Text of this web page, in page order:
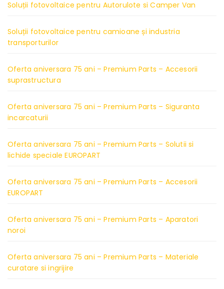
Soluții fotovoltaice pentru Autorulote si Camper Van
Soluții fotovoltaice pentru camioane și industria
transporturilor
Oferta aniversara 75 ani – Premium Parts – Accesorii
suprastructura
Oferta aniversara 75 ani – Premium Parts – Siguranta
incarcaturii
Oferta aniversara 75 ani – Premium Parts – Solutii si
lichide speciale EUROPART
Oferta aniversara 75 ani – Premium Parts – Accesorii
EUROPART
Oferta aniversara 75 ani – Premium Parts – Aparatori
noroi
Oferta aniversara 75 ani – Premium Parts – Materiale
curatare si ingrijire